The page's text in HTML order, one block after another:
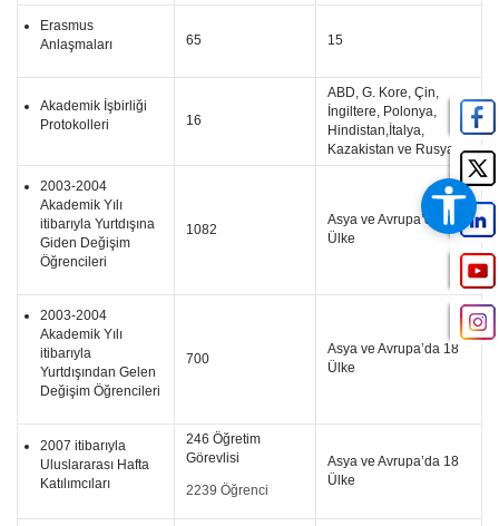
Erasmus
Anlaşmaları
65 15
Akademik İşbirliği
Protokolleri
16
ABD, G. Kore, Çin,
İngiltere, Polonya,
Hindistan,İtalya,
Kazakistan ve Rusya
2003-2004
Akademik Yılı
itibarıyla Yurtdışına
Giden Değişim
Öğrencileri
1082
Asya ve Avrupa’da 18
Ülke
2003-2004
Akademik Yılı
itibarıyla
Yurtdışından Gelen
Değişim Öğrencileri
700
Asya ve Avrupa’da 18
Ülke
2007 itibarıyla
Uluslararası Hafta
Katılımcıları
246 Öğretim
Görevlisi
2239 Öğrenci
Asya ve Avrupa’da 18
Ülke